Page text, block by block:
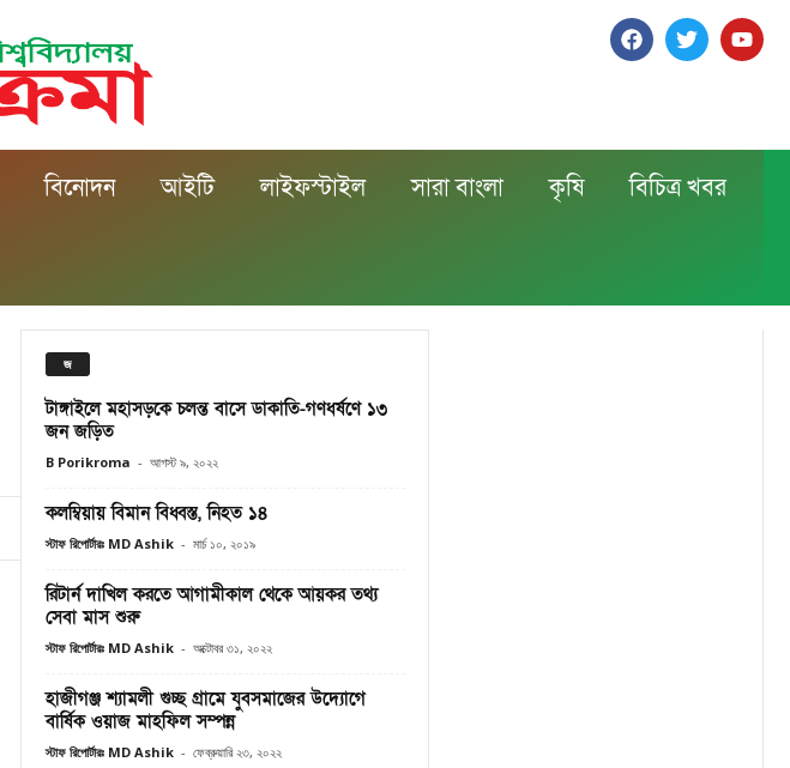
বিনোদন আইটি লাইফস্টাইল সারা বাংলা কৃষি বিচিত্র খবর
জ
টাঙ্গাইলে মহাসড়কে চলন্ত বাসে ডাকাতি-গণধর্ষণে ১৩
জন জড়িত
B Porikroma - আগস্ট ৯, ২০২২
কলম্বিয়ায় বিমান বিধ্বস্ত, নিহত ১৪
স্টাফ রিপোর্টারঃ MD Ashik - মার্চ ১০, ২০১৯
রিটার্ন দাখিল করতে আগামীকাল থেকে আয়কর তথ্য
সেবা মাস শুরু
স্টাফ রিপোর্টারঃ MD Ashik - অক্টোবর ৩১, ২০২২
হাজীগঞ্জ শ্যামলী গুচ্ছ গ্রামে যুবসমাজের উদ্যোগে
বার্ষিক ওয়াজ মাহফিল সম্পন্ন
স্টাফ রিপোর্টারঃ MD Ashik - ফেব্রুয়ারি ২৩, ২০২২